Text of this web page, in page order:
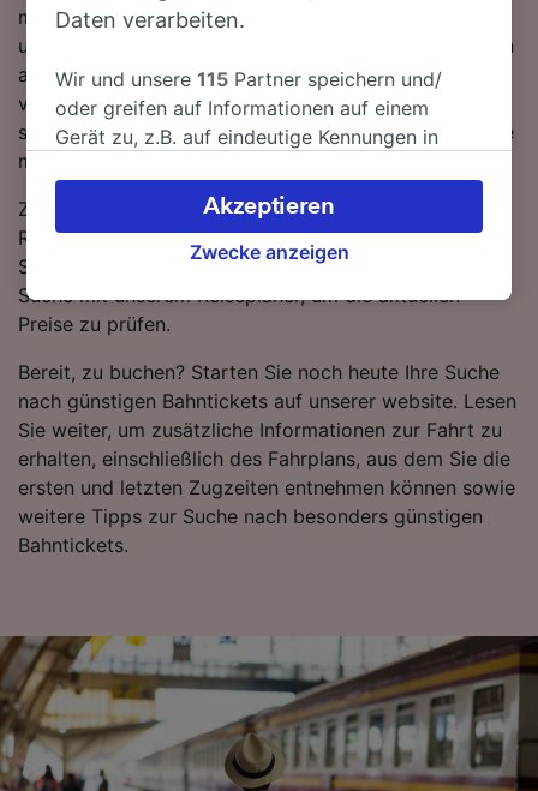
müssen während der Fahrt nach Augsburg Hbf 1-mal
umsteigen, da derzeit keine direkten Zugverbindungen
auf dieser Route verfügbar sind. Auf dieser Strecke
verkehren sowohl ICE DB als auch EC Züge, die
standardmäßig einen modernen, komfortablen Service
mit viel Platz für Gepäck bieten.
Zugtickets von Ferrara nach Augsburg Hbf sind in der
Regel günstiger, wenn Sie im Voraus buchen, als wenn
Sie sie erst am Tag der Reise kaufen. Starten Sie eine
Suche mit unserem Reiseplaner, um die aktuellen
Preise zu prüfen.
Bereit, zu buchen? Starten Sie noch heute Ihre Suche
nach günstigen Bahntickets auf unserer website. Lesen
Sie weiter, um zusätzliche Informationen zur Fahrt zu
erhalten, einschließlich des Fahrplans, aus dem Sie die
ersten und letzten Zugzeiten entnehmen können sowie
weitere Tipps zur Suche nach besonders günstigen
Bahntickets.
Daten verarbeiten.
Wir und unsere115 Partner speichern und/
oder greifen auf Informationen auf einem
Gerät zu, z.B. auf eindeutige Kennungen in
verarbeiten. Sie können Ihre Präferenzen
akzeptieren oder verwalten, einschließlich
Ihres Widerspruchsrechts bei berechtigtem
besuchen Sie jederzeit die Seite der
Datenschutzrichtlinie. Diese Präferenzen
werden unseren Partnern signalisiert und
haben keinen Einfluss auf Surfdaten. Ihre
Daten werden nicht für Tracking-Zwecke
verwendet, wenn Sie uns gebeten haben, Ihr
Surfverhalten nicht zu verfolgen.
Wir und unsere Partner verarbeiten Daten, um
Folgendes bereitzustellen:
aktiv abfragen. Speichern von oder Zugriff auf
Informationen auf einem Endgerät.
Personalisierte Werbung und Inhalte, Messung
von Werbeleistung und der Performance von
Inhalten, Zielgruppenforschung sowie
Entwicklung und Verbesserung von
Angeboten.
Zwecke anzeigen
Akzeptieren